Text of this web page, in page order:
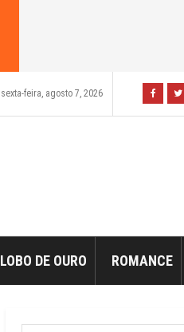
sexta-feira, agosto 7, 2026
DE OURO ROMANCE